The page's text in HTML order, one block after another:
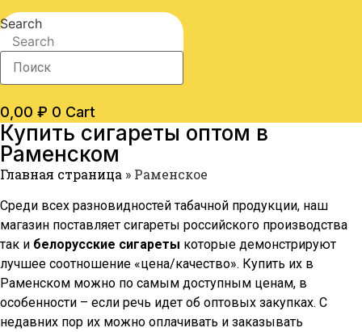
Search
Search
0,00 ₽ 0 Cart
Купить сигареты оптом в
Раменском
Главная страница » Раменское
Среди всех разновидностей табачной продукции, наш
магазин поставляет сигареты российского производства
так и белорусские сигареты которые демонстрируют
лучшее соотношение «цена/качество». Купить их в
Раменском можно по самым доступным ценам, в
особенности – если речь идет об оптовых закупках. С
недавних пор их можно оплачивать и заказывать